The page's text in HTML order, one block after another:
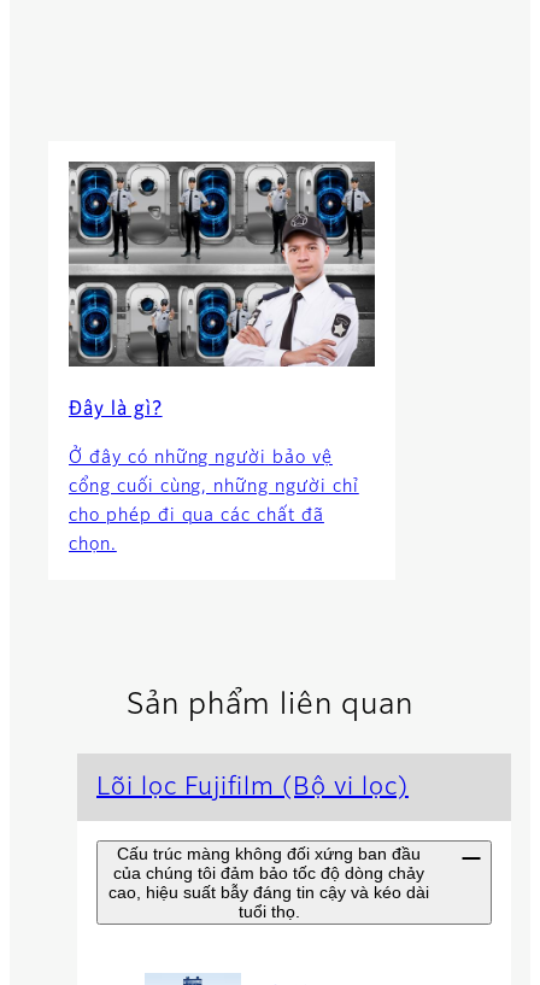
Đây là gì?
Ở đây có những người bảo vệ
cổng cuối cùng, những người chỉ
cho phép đi qua các chất đã
chọn.
Sản phẩm liên quan
Lõi lọc Fujifilm (Bộ vi lọc)
Cấu trúc màng không đối xứng ban đầu
của chúng tôi đảm bảo tốc độ dòng chảy
cao, hiệu suất bẫy đáng tin cậy và kéo dài
tuổi thọ.